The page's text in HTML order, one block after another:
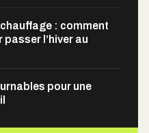
: comment
l’hiver au
pour une